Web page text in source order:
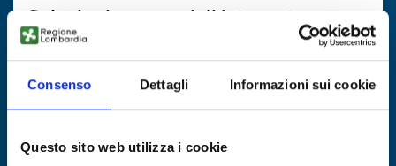
Consenso Dettagli Informazioni sui cookie
Questo sito web utilizza i cookie
Soluzioni geospaziali integrate per
infrastrutture e gestione di asset da
azienda greca
ID: BOGR20260727002